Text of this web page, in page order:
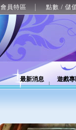
會員特區 點數 / 儲
最新消息 遊戲